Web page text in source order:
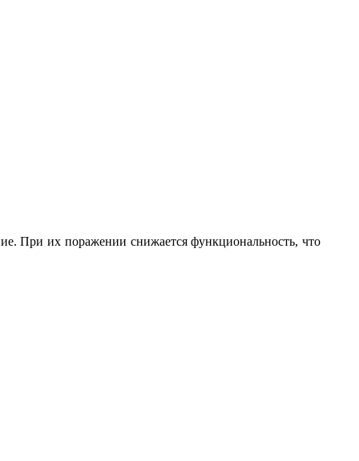
При их поражении снижается функциональность, что